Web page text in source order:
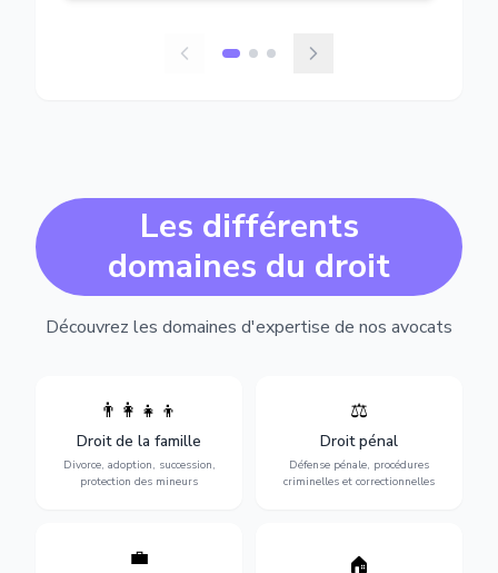
Les différents
domaines du droit
Découvrez les domaines d'expertise de nos avocats
👨‍👩‍👧‍👦
Droit de la famille
Divorce, adoption, succession,
protection des mineurs
Divorce, garde d'enfants,
adoption, succession et
protection des personnes
vulnérables.
⚖️
Droit pénal
Défense pénale, procédures
criminelles et correctionnelles
Expertise en matière pénale,
vue jusqu'au procès, pour
toute affaire correctionnelle
ou criminelle.
💼
Protection de vos droits au
🏠
Sécurisation de vos projets